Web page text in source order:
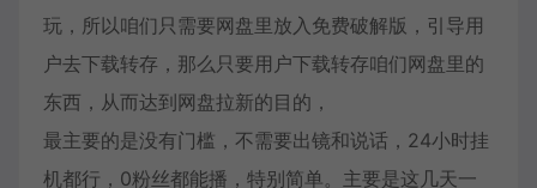
玩，所以咱们只需要网盘里放入免费破解版，引导用
户去下载转存，那么只要用户下载转存咱们网盘里的
东西，从而达到网盘拉新的目的，
最主要的是没有门槛，不需要出镜和说话，24小时挂
机都行，0粉丝都能播，特别简单。主要是这几天一